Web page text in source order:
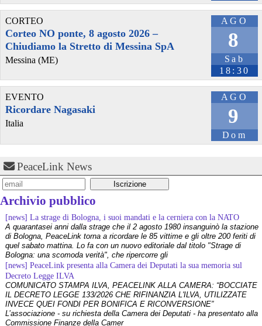
radiondadurto.org/2026/04/15/2 #SCELTA_INTERNAZIONALI
#samuelesciarrillo
#INTERNAZIONALI
INEVIDENZA
#arrigoni #vittorio #News #gaza #vik
@radiondadurto
“CARO VIK TI SCRIVO”: IL LIBRO DI ANNA MARIA SELINI A 15
ANNI DALLA MORTE DI VITTORIO ARRIGONI IN PALESTINA
SCELTA_INTERNAZIONALI
# vittorioarrigoni
#INTERNAZIONALI #INEVIDENZA
Viking (VIK) backs Norway youth national teams in new deal
#NorwegianFootballFederation
#viking #YouthFootball
@dc - 20/11/2025 10:55
AGO
8
Sab
18:30
CORTEO
Corteo NO ponte, 8 agosto 2026 –
Chiudiamo la Stretto di Messina SpA
Messina (ME)
AGO
9
Dom
EVENTO
Ricordare Nagasaki
Italia
PeaceLink News
Archivio pubblico
[news] La strage di Bologna, i suoi mandati e la cerniera con la NATO
A quarantasei anni dalla strage che il 2 agosto 1980 insanguinò la stazione
di Bologna, PeaceLink torna a ricordare le 85 vittime e gli oltre 200 feriti di
quel sabato mattina. Lo fa con un nuovo editoriale dal titolo "Strage di
Bologna: una scomoda verità", che ripercorre gli
[news] PeaceLink presenta alla Camera dei Deputati la sua memoria sul
Decreto Legge ILVA
COMUNICATO STAMPA ILVA, PEACELINK ALLA CAMERA: “BOCCIATE
IL DECRETO LEGGE 133/2026 CHE RIFINANZIA L'ILVA, UTILIZZATE
INVECE QUEI FONDI PER BONIFICA E RICONVERSIONE”
L’associazione - su richiesta della Camera dei Deputati - ha presentato alla
Commissione Finanze della Camer